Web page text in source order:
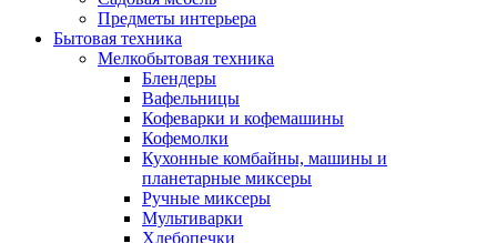
Предметы интерьера
Бытовая техника
Мелкобытовая техника
Блендеры
Вафельницы
Кофеварки и кофемашины
Кофемолки
Кухонные комбайны, машины и
планетарные миксеры
Ручные миксеры
Мультиварки
Хлебопечки